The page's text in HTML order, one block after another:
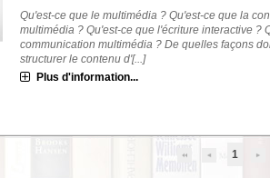
Qu'est-ce que le multimédia ? Qu'est-ce que la
multimédia ? Qu'est-ce que l'écriture interactive ?
communication multimédia ? De quelles façons
structurer le contenu d'[...]
Plus d'information...
1